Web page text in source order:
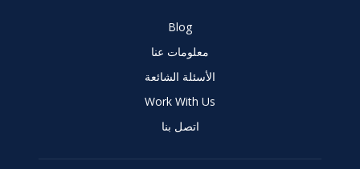
Blog
معلومات عنا
الأسئلة الشائعة
Work With Us
اتصل بنا